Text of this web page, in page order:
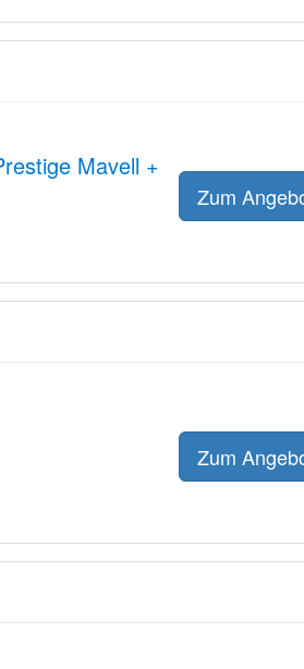
Mavell +
Zum
Zum